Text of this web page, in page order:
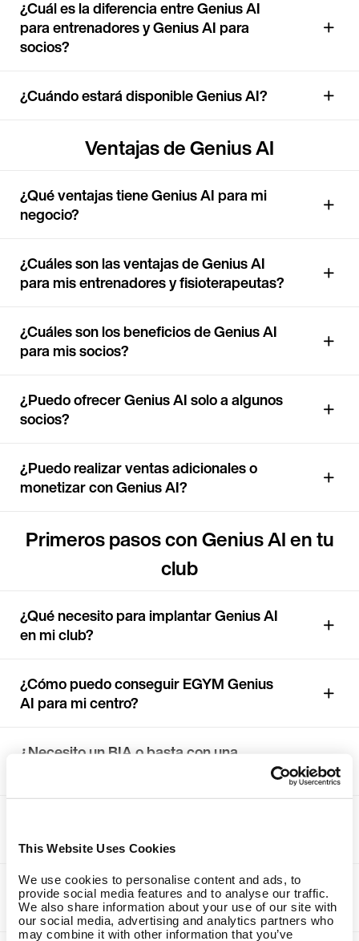
This Website Uses Cookies
We use cookies to personalise content and ads, to
provide social media features and to analyse our traffic.
We also share information about your use of our site with
our social media, advertising and analytics partners who
may combine it with other information that you’ve
¿Cuál es la diferencia entre Genius AI
para entrenadores y Genius AI para
socios?
¿Cuándo estará disponible Genius AI?
Ventajas de Genius AI
¿Qué ventajas tiene Genius AI para mi
negocio?
¿Cuáles son las ventajas de Genius AI
para mis entrenadores y fisioterapeutas?
¿Cuáles son los beneficios de Genius AI
para mis socios?
¿Puedo ofrecer Genius AI solo a algunos
socios?
¿Puedo realizar ventas adicionales o
monetizar con Genius AI?
Primeros pasos con Genius AI en tu
club
¿Qué necesito para implantar Genius AI
en mi club?
¿Cómo puedo conseguir EGYM Genius
AI para mi centro?
¿Necesito un BIA o basta con una
Strength para Genius AI?
¿Necesito un centro de evaluación de
fuerza independiente?